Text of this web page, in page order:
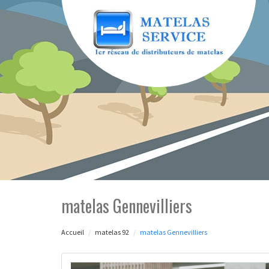
matelas Gennevilliers
Accueil matelas 92 matelas Gennevilliers